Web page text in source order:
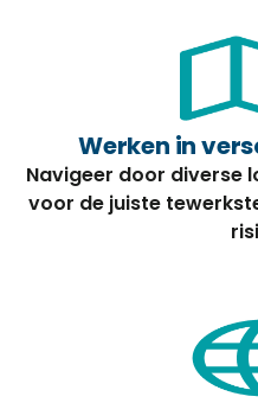
Werken in
Navigeer door diverse
voor de juiste